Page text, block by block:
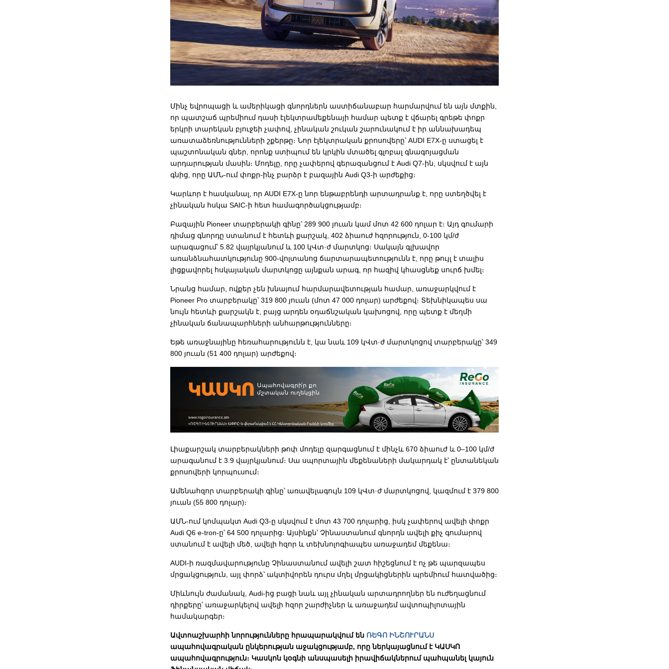
Մինչ եվրոպացի և ամերիկացի գնորդներն աստիճանաբար հարմարվում են այն մտքին,
որ պատշաճ պրեմիում դասի էլեկտրամեքենայի համար պետք է վճարել գրեթե փոքր
երկրի տարեկան բյուջեի չափով, չինական շուկան շարունակում է իր աննախադեպ
առատաձեռնությունների շքերթը։ Նոր էլեկտրական քրոսովերը՝ AUDI E7X-ը ստացել է
պաշտոնական գներ, որոնք ստիպում են կրկին մտածել գլոբալ գնագոյացման
արդարության մասին։ Մոդելը, որը չափերով գերազանցում է Audi Q7-ին, սկսվում է այն
գնից, որը ԱՄՆ-ում փոքր-ինչ բարձր է բազային Audi Q3-ի արժեքից։
Կարևոր է հասկանալ, որ AUDI E7X-ը նոր ենթաբրենդի արտադրանք է, որը ստեղծվել է
չինական հսկա SAIC-ի հետ համագործակցությամբ։
Բազային Pioneer տարբերակի գինը՝ 289 900 յուան կամ մոտ 42 600 դոլար է։ Այդ գումարի
դիմաց գնորդը ստանում է հետևի քարշակ, 402 ձիաուժ հզորություն, 0-100 կմ/ժ
արագացում՝ 5.82 վայրկյանում և 100 կՎտ·ժ մարտկոց։ Սակայն գլխավոր
առանձնահատկությունը 900-վոլտանոց ճարտարապետությունն է, որը թույլ է տալիս
լիցքավորել հսկայական մարտկոցը այնքան արագ, որ հազիվ կհասցնեք սուրճ խմել։
Նրանց համար, ովքեր չեն խնայում հարմարավետության համար, առաջարկվում է
Pioneer Pro տարբերակը՝ 319 800 յուան (մոտ 47 000 դոլար) արժեքով։ Տեխնիկապես սա
նույն հետևի քարշակն է, բայց արդեն օդաճնշական կախոցով, որը պետք է մեղմի
չինական ճանապարհների անհարթությունները։
Եթե առաջնայինը հեռահարությունն է, կա նաև 109 կՎտ·ժ մարտկոցով տարբերակը՝ 349
800 յուան (51 400 դոլար) արժեքով։
Լիաքարշակ տարբերակների թոփ մոդելը զարգացնում է մինչև 670 ձիաուժ և 0–100 կմ/ժ
արագանում է 3.9 վայրկյանում։ Սա սպորտային մեքենաների մակարդակ է՝ ընտանեկան
քրոսովերի կորպուսում։
Ամենահզոր տարբերակի գինը՝ առավելագույն 109 կՎտ·ժ մարտկոցով, կազմում է 379 800
յուան (55 800 դոլար)։
ԱՄՆ-ում կոմպակտ Audi Q3-ը սկսվում է մոտ 43 700 դոլարից, իսկ չափերով ավելի փոքր
Audi Q6 e-tron-ը՝ 64 500 դոլարից։ Այսինքն՝ Չինաստանում գնորդն ավելի քիչ գումարով
ստանում է ավելի մեծ, ավելի հզոր և տեխնոլոգիապես առաջադեմ մեքենա։
AUDI-ի ռազմավարությունը Չինաստանում ավելի շատ հիշեցնում է ոչ թե պարզապես
մրցակցություն, այլ փորձ՝ ակտիվորեն դուրս մղել մրցակիցներին պրեմիում հատվածից։
Միևնույն ժամանակ, Audi-ից բացի նաև այլ չինական արտադրողներ են ուժեղացնում
դիրքերը՝ առաջարկելով ավելի հզոր շարժիչներ և առաջադեմ ավտոպիլոտային
համակարգեր։
Ավտոաշխարհի նորությունները հրապարակվում են ՌԵԳՈ ԻՆՇՈՒՐԱՆՍ
ապահովագրական ընկերության աջակցությամբ, որը ներկայացնում է ԿԱՍԿՈ
ապահովագրություն։ Կասկոն կօգնի անսպասելի իրավիճակներում պահպանել կայուն